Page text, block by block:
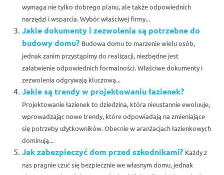
wymaga nie tylko dobrego planu, ale także odpowiednich
narzędzi i wsparcia. Wybór właściwej firmy...
Jakie dokumenty i zezwolenia są potrzebne do
budowy domu? Budowa domu to marzenie wielu osób,
jednak zanim przystąpimy do realizacji, niezbędne jest
załatwienie odpowiednich formalności. Właściwe dokumenty i
zezwolenia odgrywają kluczową...
Jakie są trendy w projektowaniu łazienek?
Projektowanie łazienek to dziedzina, która nieustannie ewoluuje,
wprowadzając nowe trendy, które odpowiadają na zmieniające
się potrzeby użytkowników. Obecnie w aranżacjach łazienkowych
dominują...
Jak zabezpieczyć dom przed szkodnikami? Każdy z
nas pragnie czuć się bezpiecznie we własnym domu, jednak